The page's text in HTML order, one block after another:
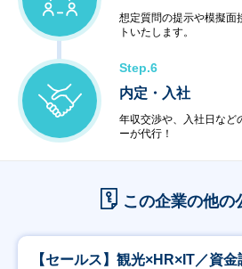
想定質問の提示や模擬面
トいたします。
Step.6
内定・入社
年収交渉や、入社日など
ーが代行！
この企業の他の
【セールス】観光×HR×IT／資